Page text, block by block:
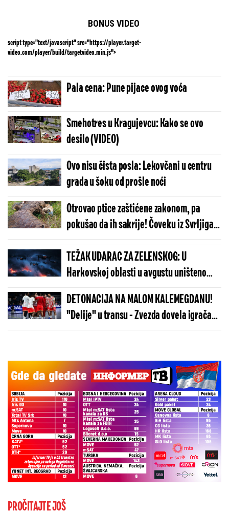
BONUS VIDEO
script type="text/javascript" src="https://player.target-
video.com/player/build/targetvideo.min.js">
Pala cena: Pune pijace ovog voća
Smehotres u Kragujevcu: Kako se ovo
desilo (VIDEO)
Ovo nisu čista posla: Lekovčani u centru
grada u šoku od prošle noći
Otrovao ptice zaštićene zakonom, pa
pokušao da ih sakrije! Čoveku iz Svrljiga
preti ova kazna - Otkriven i motiv?! (FOTO)
TEŽAK UDARAC ZA ZELENSKOG: U
Harkovskoj oblasti u avgustu uništeno
više od 100 „baba jaga“
DETONACIJA NA MALOM KALEMEGDANU!
"Delije" u transu - Zvezda dovela igrača
Real Madrida!
PROČITAJTE JOŠ